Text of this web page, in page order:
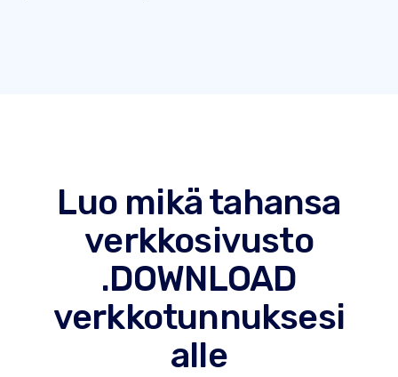
Luo mikä tahansa
verkkosivusto
.DOWNLOAD
verkkotunnuksesi
alle